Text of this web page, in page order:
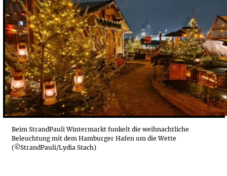
WINTERMARKT STRANDPAULI: WEIHNACHTSFEIERN,...
Beim StrandPauli Wintermarkt funkelt die weihnachtliche
Beleuchtung mit dem Hamburger Hafen um die Wette
(©StrandPauli/Lydia Stach)